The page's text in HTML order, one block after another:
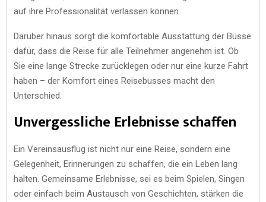
auf ihre Professionalität verlassen können.
Darüber hinaus sorgt die komfortable Ausstattung der Busse
dafür, dass die Reise für alle Teilnehmer angenehm ist. Ob
Sie eine lange Strecke zurücklegen oder nur eine kurze Fahrt
haben – der Komfort eines Reisebusses macht den
Unterschied.
Unvergessliche Erlebnisse schaffen
Ein Vereinsausflug ist nicht nur eine Reise, sondern eine
Gelegenheit, Erinnerungen zu schaffen, die ein Leben lang
halten. Gemeinsame Erlebnisse, sei es beim Spielen, Singen
oder einfach beim Austausch von Geschichten, stärken die